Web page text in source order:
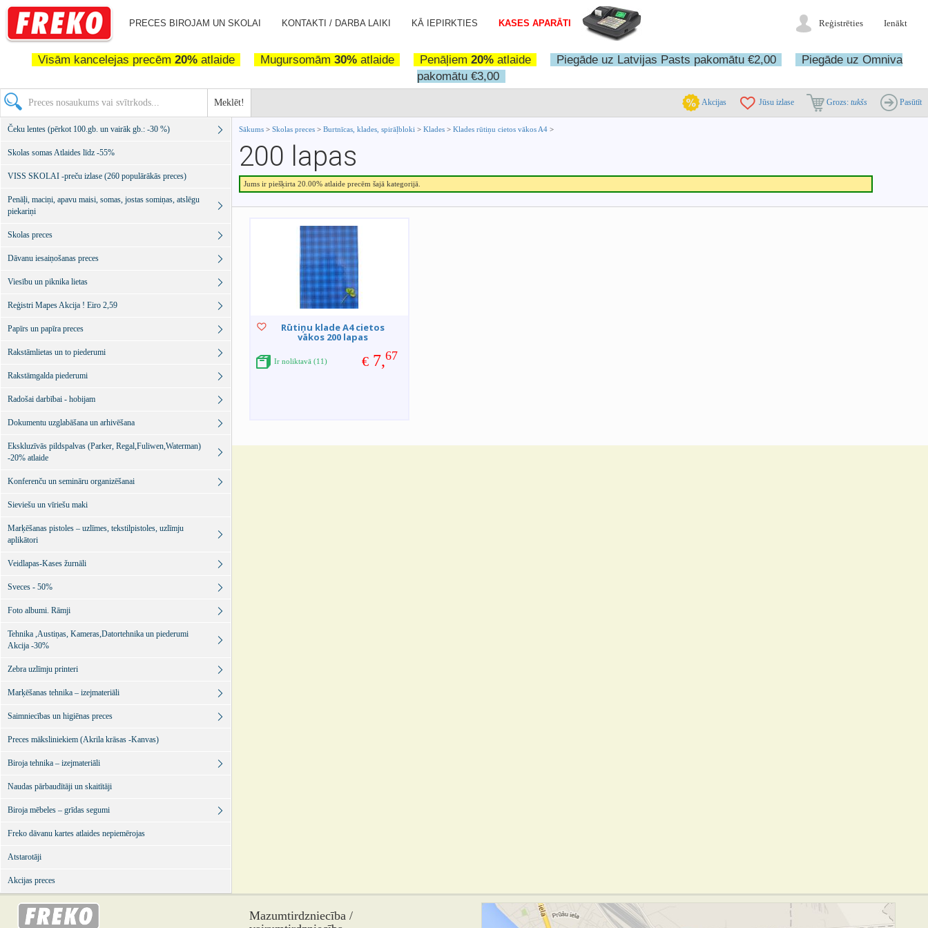
PRECES BIROJAM UN SKOLAI KONTAKTI / DARBA LAIKI KĀ IEPIRKTIES KASES APARĀTI Reģistrēties Ienākt
Visām kancelejas precēm 20%atlaide Mugursomām 30%atlaide Penāļiem 20%atlaide Piegāde uz Latvijas Pasts pakomātu €2,00
Piegāde uz Omniva
pakomātu €3,00
Meklēt! Akcijas Jūsu izlase Grozs: tukšs Pasūtīt
Sākums > Skolas preces > Burtnīcas, klades, spirāļbloki > Klades > Klades rūtiņu cietos vākos A4 >
200 lapas
Jums ir piešķirta 20.00% atlaide precēm šajā kategorijā.
Rūtiņu klade A4 cietos
vākos 200 lapas
€ 7,67
Ir noliktavā (11)
Čeku lentes (pērkot 100.gb. un vairāk gb.: -30 %)
Skolas somas Atlaides līdz -55%
VISS SKOLAI -preču izlase (260 populārākās preces)
Penāļi, maciņi, apavu maisi, somas, jostas somiņas, atslēgu
piekariņi
Skolas preces
Dāvanu iesaiņošanas preces
Viesību un piknika lietas
Reģistri Mapes Akcija ! Eiro 2,59
Papīrs un papīra preces
Rakstāmlietas un to piederumi
Rakstāmgalda piederumi
Radošai darbībai - hobijam
Dokumentu uzglabāšana un arhivēšana
Ekskluzīvās pildspalvas (Parker, Regal,Fuliwen,Waterman)
-20% atlaide
Konferenču un semināru organizēšanai
Sieviešu un vīriešu maki
Marķēšanas pistoles – uzlīmes, tekstilpistoles, uzlīmju
aplikātori
Veidlapas-Kases žurnāli
Sveces - 50%
Foto albumi. Rāmji
Tehnika ,Austiņas, Kameras,Datortehnika un piederumi
Akcija -30%
Zebra uzlīmju printeri
Marķēšanas tehnika – izejmateriāli
Saimniecības un higiēnas preces
Preces māksliniekiem (Akrila krāsas -Kanvas)
Biroja tehnika – izejmateriāli
Naudas pārbaudītāji un skaitītāji
Biroja mēbeles – grīdas segumi
Freko dāvanu kartes atlaides nepiemērojas
Atstarotāji
Akcijas preces
Mazumtirdzniecība /